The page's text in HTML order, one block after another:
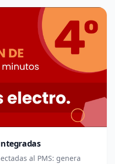
al PMS: genera